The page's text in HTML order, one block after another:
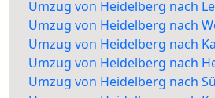
Umzug von Heidelberg nach
Umzug von Heidelberg nach
Umzug von Heidelberg nach
Umzug von Heidelberg nach
Umzug von Heidelberg nach